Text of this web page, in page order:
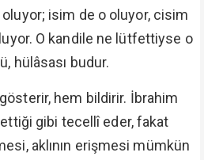
isim de o oluyor, cisim
O kandile ne lütfettiyse o
hülâsası budur.
hem bildirir. İbrahim
gibi tecellî eder, fakat
aklının erişmesi mümkün